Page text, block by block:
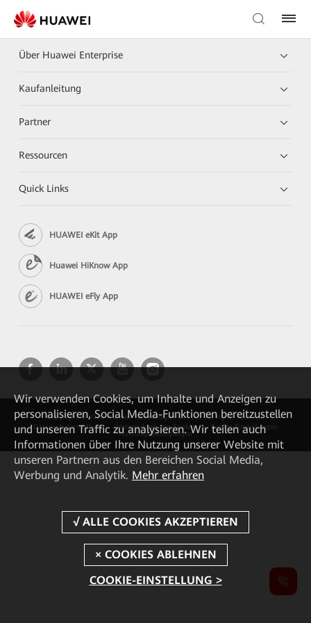
Über Huawei Enterprise
Kaufanleitung
Partner
Ressourcen
Quick Links
HUAWEI eKit App
Huawei HiKnow App
HUAWEI eFly App
Copyright © 2026 Huawei Technologies Co., Ltd. All rights reserved.
Datenschutzrichtlinie
Verwendung von Cookies
Cookie Einstellungen
Nutzungsbedingungen
Wir verwenden Cookies, um Inhalte und Anzeigen zu
personalisieren, Social Media-Funktionen bereitzustellen
und unseren Traffic zu analysieren. Wir teilen auch
Informationen über Ihre Nutzung unserer Website mit
unseren Partnern aus den Bereichen Social Media,
Werbung und Analytik. Mehr erfahren
COOKIE-EINSTELLUNG >